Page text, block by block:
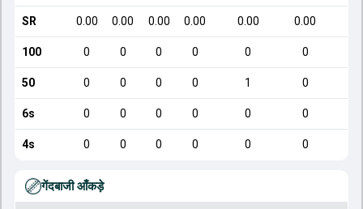
SR 0.00 0.00 0.00 0.00 0.00 0.00
100 0 0 0 0 0 0
50 0 0 0 0 1 0
6s 0 0 0 0 0 0
4s 0 0 0 0 0 0
गेंदबाजी आँकड़े